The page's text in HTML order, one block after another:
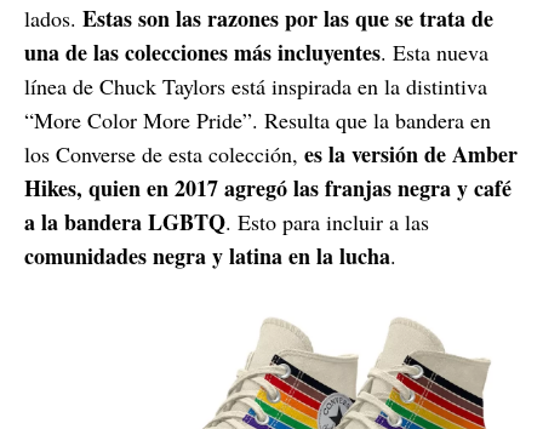
lados. Estas son las razones por las que se trata de
una de las colecciones más incluyentes. Esta nueva
línea de Chuck Taylors está inspirada en la distintiva
“More Color More Pride”. Resulta que la bandera en
los Converse de esta colección, es la versión de Amber
Hikes, quien en 2017 agregó las franjas negra y café
a la bandera LGBTQ. Esto para incluir a las
comunidades negra y latina en la lucha.